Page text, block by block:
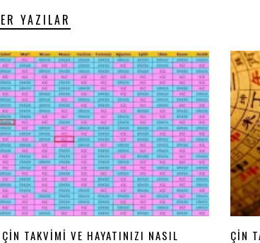
YAZILAR
TAKVIMI VE HAYATINIZI NASIL ÇIN